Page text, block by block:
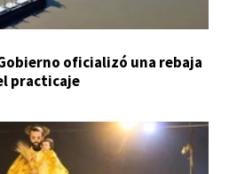
oficializó una rebaja
practicaje